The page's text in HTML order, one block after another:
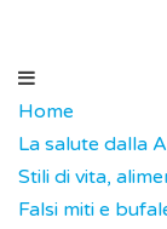
Home
La salute dalla
Stili di vita,
Falsi miti e